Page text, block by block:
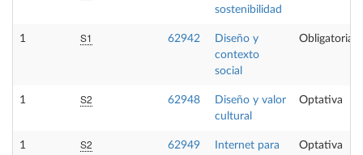
sostenibilidad
1 S1 62942
Diseño y
contexto
social
Obligatoria
1 S2 62948
Diseño y valor
cultural
Optativa
1 S2 62949
Internet para
Optativa